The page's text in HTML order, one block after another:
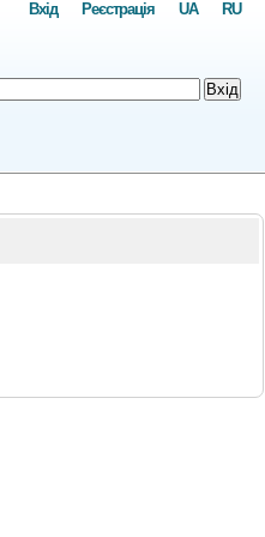
RU
UA
Реєстрація
Вхід
Вхід